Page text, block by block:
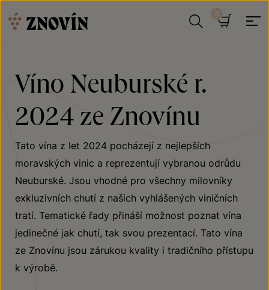
Víno Neuburské r.
2024 ze Znovínu
Tato vína z let 2024 pocházejí z nejlepších
moravských vinic a reprezentují vybranou odrůdu
Neuburské. Jsou vhodné pro všechny milovníky
exkluzivních chutí z našich vyhlášených viničních
tratí. Tematické řady přináší možnost poznat vína
jedinečné jak chutí, tak svou prezentací. Tato vína
ze Znovínu jsou zárukou kvality i tradičního přístupu
k výrobě.